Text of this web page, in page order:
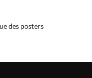
des posters